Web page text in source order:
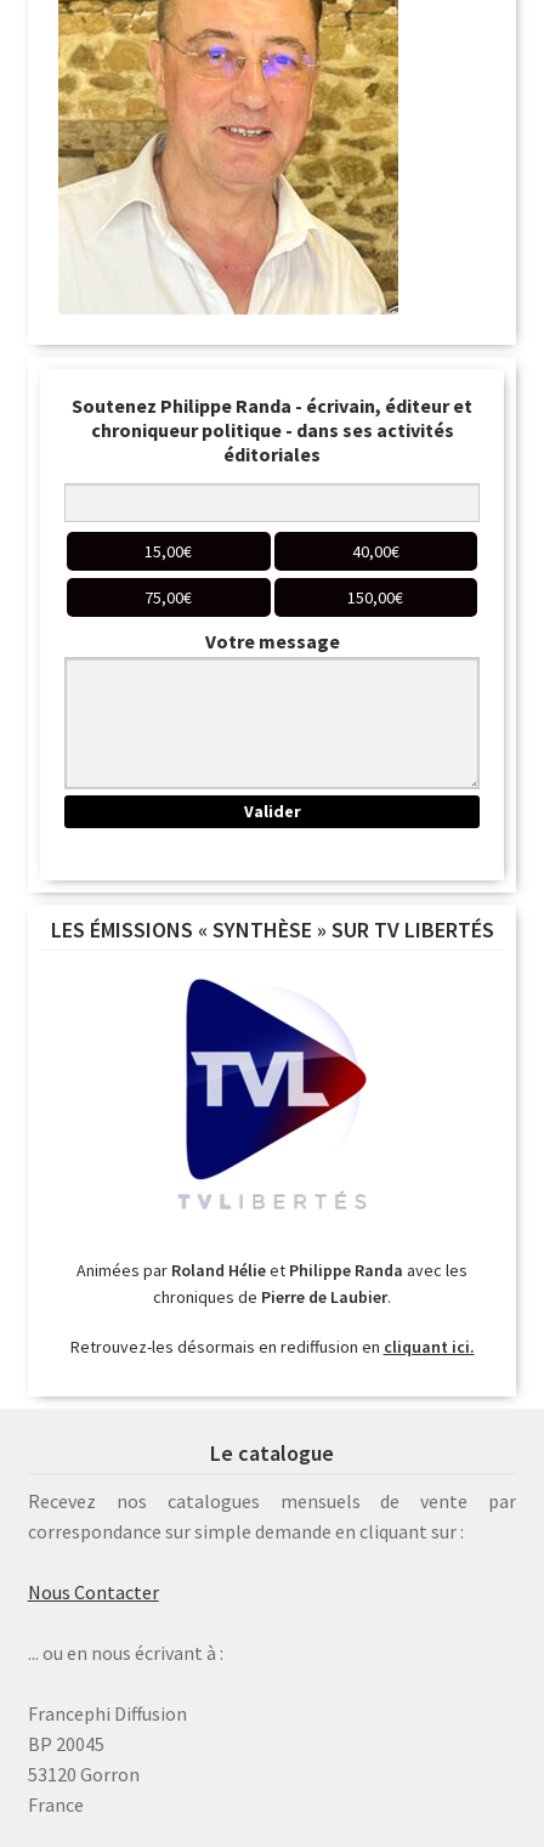
Soutenez Philippe Randa - écrivain, éditeur et
chroniqueur politique - dans ses activités
éditoriales
15,00€ 40,00€
75,00€ 150,00€
Votre message
LES ÉMISSIONS « SYNTHÈSE » SUR TV LIBERTÉS
Animées par Roland Hélieet Philippe Randa avec les
chroniques de Pierre de Laubier.
Retrouvez-les désormais en rediffusion en cliquant ici.
Le catalogue
Recevez nos catalogues mensuels de vente par
correspondance sur simple demande en cliquant sur :
Nous Contacter
... ou en nous écrivant à :
Francephi Diffusion
BP 20045
53120 Gorron
France